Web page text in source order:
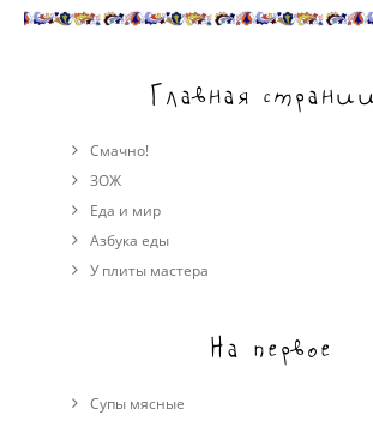
Главная
Смачно!
ЗОЖ
Еда и мир
Азбука еды
У плиты мастера
На первое
Супы мясные